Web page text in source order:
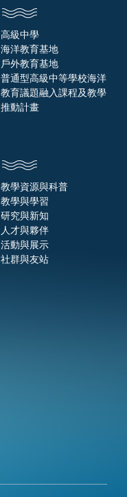
高級中學
海洋教育基地
戶外教育基地
普通型高級中等學校海洋
教育議題融入課程及教學
推動計畫
教學資源與科普
教學與學習
研究與新知
人才與夥伴
活動與展示
社群與友站